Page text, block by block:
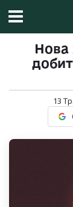
Нова
13